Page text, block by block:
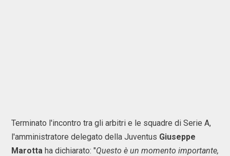
Terminato l'incontro tra gli arbitri e le squadre di Serie A,
l'amministratore delegato della Juventus Giuseppe
Marotta ha dichiarato: "Questo è un momento importante,